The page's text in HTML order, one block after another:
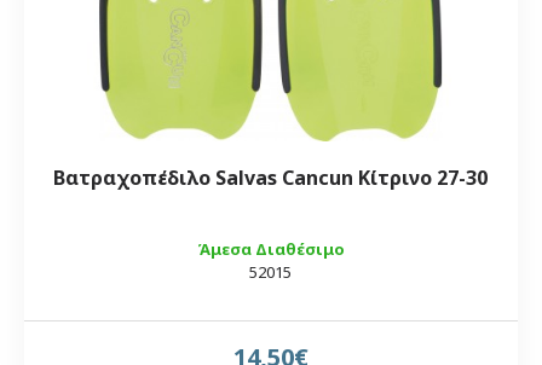
Άμεσα Διαθέσιμο
52015
Βατραχοπέδιλο Salvas Cancun Κίτρινο 27-30
14,50€